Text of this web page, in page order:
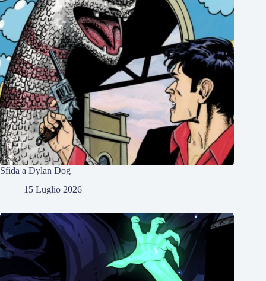
Sfida a Dylan Dog
15 Luglio 2026